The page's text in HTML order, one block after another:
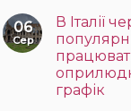
06
Сер
В Італії
графік